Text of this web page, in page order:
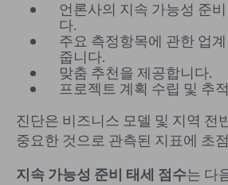
언론사의 지속 가능성 준
다.
주요 측정항목에 관한 업
줍니다.
맞춤 추천을 제공합니다.
프로젝트 계획 수립 및 추
진단은 비즈니스 모델 및 지역 전
중요한 것으로 관측된 지표에 초
지속 가능성 준비 태세 점수는 다